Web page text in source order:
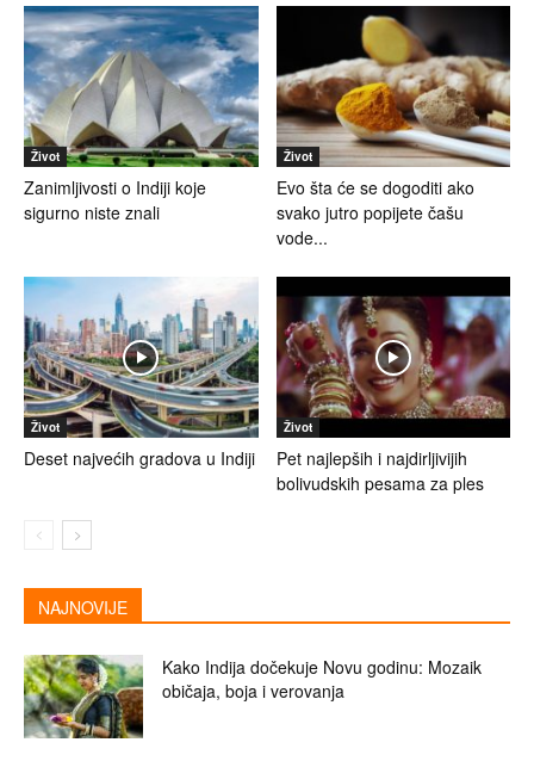
Život
Zanimljivosti o Indiji koje
sigurno niste znali
Život
Evo šta će se dogoditi ako
svako jutro popijete čašu
vode...
Život
Deset najvećih gradova u Indiji
Život
Pet najlepših i najdirljivijih
bolivudskih pesama za ples
NAJNOVIJE
Kako Indija dočekuje Novu godinu: Mozaik
običaja, boja i verovanja